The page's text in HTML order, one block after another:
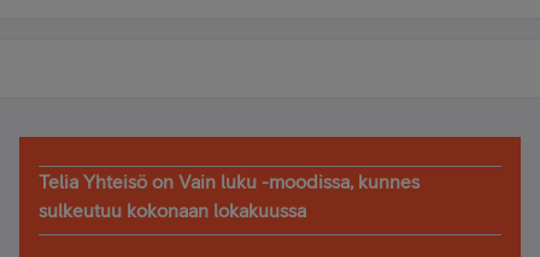
Telia Yhteisö on Vain luku -moodissa, kunnes
sulkeutuu kokonaan lokakuussa